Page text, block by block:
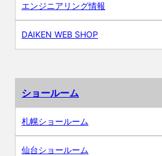
エンジニアリング情報
DAIKEN WEB SHOP
ショールーム
札幌ショールーム
仙台ショールーム